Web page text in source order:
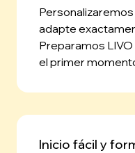
adapte
Preparamos
el primer
Inicio fácil y